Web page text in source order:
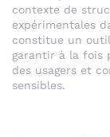
contexte de
expérimentales
constitue un
garantir à la fois
des usagers et
sensibles.